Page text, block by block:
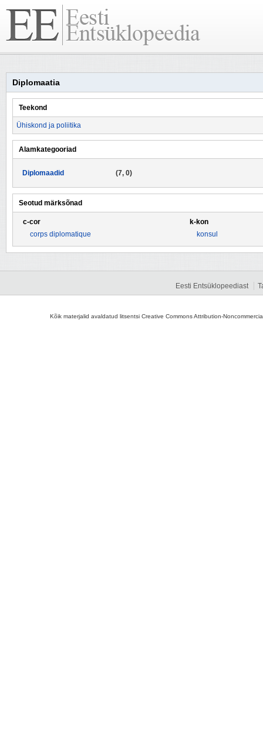
Diplomaatia
Teekond
Ühiskond ja poliitika
Alamkategooriad
(7, 0)
Diplomaadid
Seotud märksõnad
c-cor
corps diplomatique
k-kon
konsul
Eesti Entsüklopeediast
Kõik materjalid avaldatud litsentsi Creative Commons Attribution-